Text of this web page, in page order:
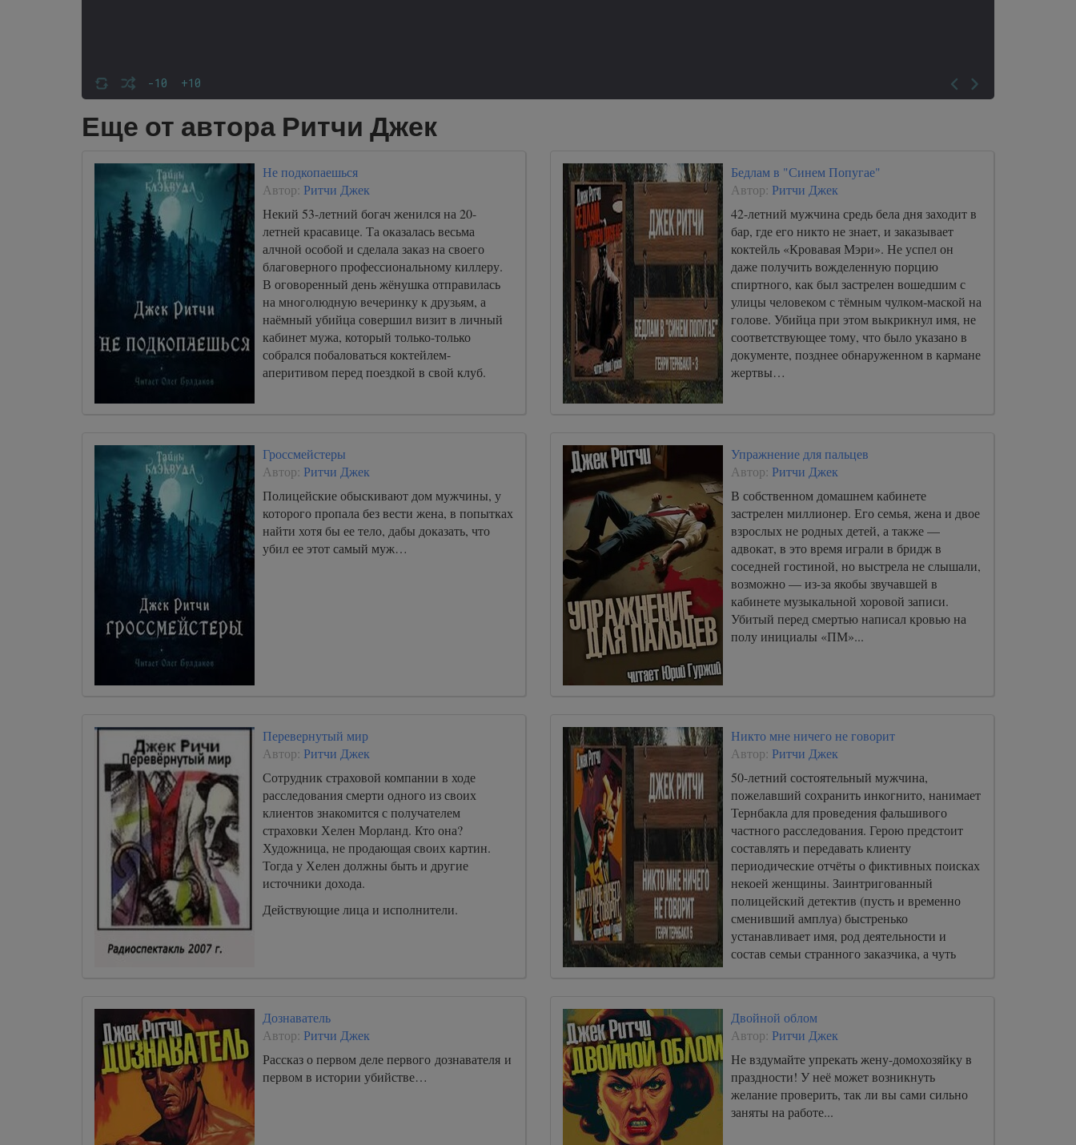
-10 +10
Еще от автора Ритчи Джек
Не подкопаешься
Автор: Ритчи Джек
Некий 53-летний богач женился на 20-
летней красавице. Та оказалась весьма
алчной особой и сделала заказ на своего
благоверного профессиональному киллеру.
В оговоренный день жёнушка отправилась
на многолюдную вечеринку к друзьям, а
наёмный убийца совершил визит в личный
кабинет мужа, который только-только
собрался побаловаться коктейлем-
аперитивом перед поездкой в свой клуб.
Бедлам в "Синем Попугае"
Автор: Ритчи Джек
42-летний мужчина средь бела дня заходит в
бар, где его никто не знает, и заказывает
коктейль «Кровавая Мэри». Не успел он
даже получить вожделенную порцию
спиртного, как был застрелен вошедшим с
улицы человеком с тёмным чулком-маской на
голове. Убийца при этом выкрикнул имя, не
соответствующее тому, что было указано в
документе, позднее обнаруженном в кармане
жертвы…
Гроссмейстеры
Автор: Ритчи Джек
Полицейские обыскивают дом мужчины, у
которого пропала без вести жена, в попытках
найти хотя бы ее тело, дабы доказать, что
убил ее этот самый муж…
Упражнение для пальцев
Автор: Ритчи Джек
В собственном домашнем кабинете
застрелен миллионер. Его семья, жена и двое
взрослых не родных детей, а также —
адвокат, в это время играли в бридж в
соседней гостиной, но выстрела не слышали,
возможно — из-за якобы звучавшей в
кабинете музыкальной хоровой записи.
Убитый перед смертью написал кровью на
полу инициалы «ПМ»...
Перевернутый мир
Автор: Ритчи Джек
Сотрудник страховой компании в ходе
расследования смерти одного из своих
клиентов знакомится с получателем
страховки Хелен Морланд. Кто она?
Художница, не продающая своих картин.
Тогда у Хелен должны быть и другие
источники дохода.
Действующие лица и исполнители.
Никто мне ничего не говорит
Автор: Ритчи Джек
50-летний состоятельный мужчина,
пожелавший сохранить инкогнито, нанимает
Тернбакла для проведения фальшивого
частного расследования. Герою предстоит
составлять и передавать клиенту
периодические отчёты о фиктивных поисках
некоей женщины. Заинтригованный
полицейский детектив (пусть и временно
сменивший амплуа) быстренько
устанавливает имя, род деятельности и
состав семьи странного заказчика, а чуть
то, чтобы Тернбакл НЕ НАШЁЛ означенную
женщину...
Дознаватель
Автор: Ритчи Джек
Рассказ о первом деле первого дознавателя и
первом в истории убийстве…
Двойной облом
Автор: Ритчи Джек
Не вздумайте упрекать жену-домохозяйку в
праздности! У неё может возникнуть
желание проверить, так ли вы сами сильно
заняты на работе...